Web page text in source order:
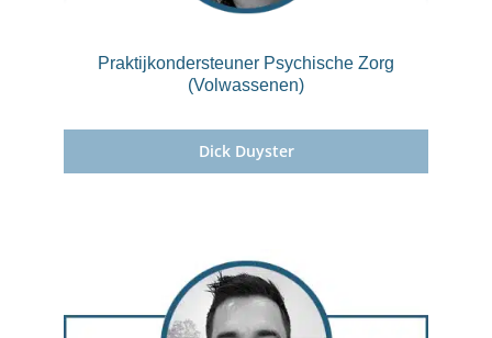
Praktijkondersteuner Psychische Zorg
(Volwassenen)
Dick Duyster